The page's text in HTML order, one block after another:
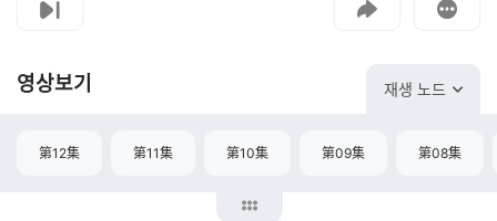
영상보기 재생 노드
第12集 第11集 第10集 第09集 第08集